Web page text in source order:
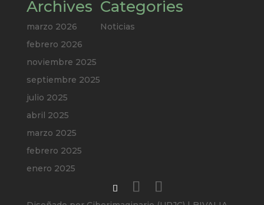
Archives
marzo 2026
febrero 2026
noviembre 2025
septiembre 2025
julio 2025
abril 2025
marzo 2025
febrero 2025
enero 2025
Categories
Noticias